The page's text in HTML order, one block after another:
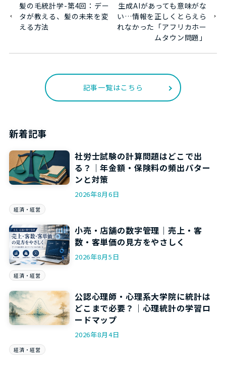
髪の毛統計学-第4回：デー
タが教える、髪の未来を変
える方法
生成AIがあっても意味がな
い…情報を正しくとらえら
れなかった「アフリカホー
ムタウン問題」
記事一覧はこちら
新着記事
社労士試験の計算問題はどこで出
る？｜年金額・保険料の頻出パター
ンと対策
2026年8月6日
経済・経営
小売・店舗の数字管理｜売上・客
数・客単価の見方をやさしく
2026年8月5日
経済・経営
公認心理師・心理系大学院に統計は
どこまで必要？｜心理統計の学習ロ
ードマップ
2026年8月4日
経済・経営